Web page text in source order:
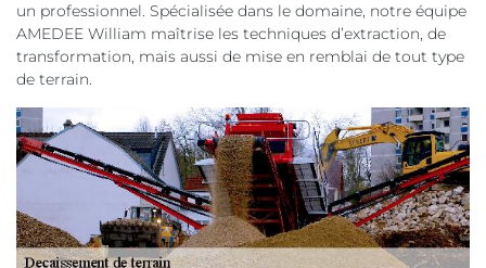
un professionnel. Spécialisée dans le domaine, notre équipe
AMEDEE William maîtrise les techniques d’extraction, de
transformation, mais aussi de mise en remblai de tout type
de terrain.